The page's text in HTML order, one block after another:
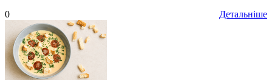
Детальніше
0